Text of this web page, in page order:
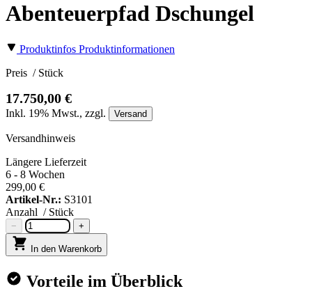
Abenteuerpfad Dschungel
Produktinfos Produktinformationen
Preis / Stück
17.750,00 €
Inkl. 19% Mwst., zzgl. Versand
Versandhinweis
Längere Lieferzeit
6 - 8 Wochen
299,00 €
Artikel-Nr.: S3101
Anzahl / Stück
− +
In den Warenkorb
Vorteile im Überblick